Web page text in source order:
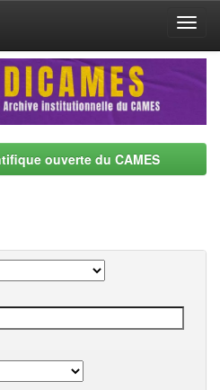
ouverte du CAMES